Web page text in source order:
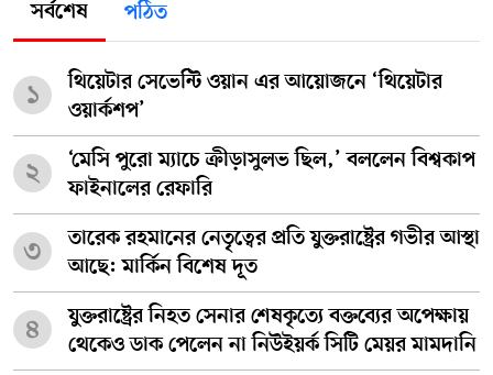
সর্বশেষ পঠিত
১
থিয়েটার সেভেন্টি ওয়ান এর আয়োজনে ‘থিয়েটার
ওয়ার্কশপ’
২
‘মেসি পুরো ম্যাচে ক্রীড়াসুলভ ছিল,’ বললেন বিশ্বকাপ
ফাইনালের রেফারি
৩
তারেক রহমানের নেতৃত্বের প্রতি যুক্তরাষ্ট্রের গভীর আস্থা
আছে: মার্কিন বিশেষ দূত
৪
যুক্তরাষ্ট্রের নিহত সেনার শেষকৃত্যে বক্তব্যের অপেক্ষায়
থেকেও ডাক পেলেন না নিউইয়র্ক সিটি মেয়র মামদানি